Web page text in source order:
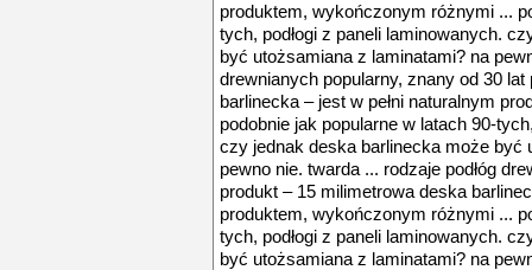
produktem, wykończonym różnymi ...
tych, podłogi z paneli laminowanych.
być utożsamiana z laminatami? na
drewnianych popularny, znany od 30
barlinecka – jest w pełni naturalnym
podobnie jak popularne w latach 90-
czy jednak deska barlinecka może być
pewno nie. twarda ... rodzaje podłóg
produkt – 15 milimetrowa deska
produktem, wykończonym różnymi ...
tych, podłogi z paneli laminowanych.
być utożsamiana z laminatami? na